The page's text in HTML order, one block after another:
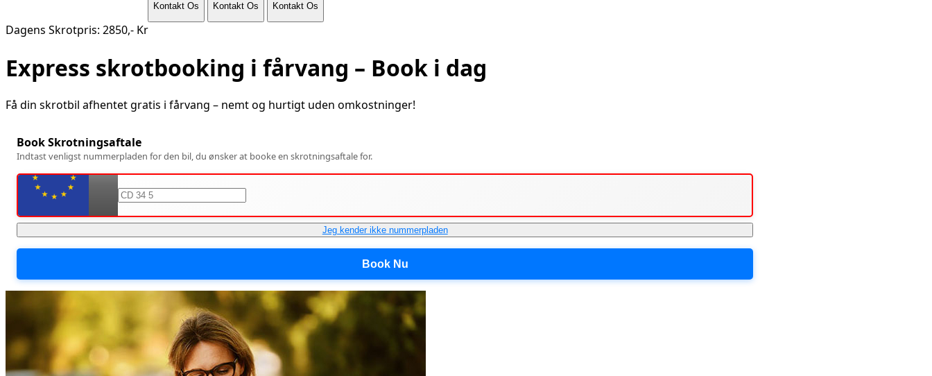
Kontakt Os Kontakt Os Kontakt Os
Dagens Skrotpris: 2850,- Kr
Express skrotbooking i fårvang – Book i dag
Få din skrotbil afhentet gratis i fårvang – nemt og hurtigt uden omkostninger!
Book Skrotningsaftale
Indtast venligst nummerpladen for den bil, du ønsker at booke en skrotningsaftale for.
Jeg kender ikke nummerpladen
Book Nu